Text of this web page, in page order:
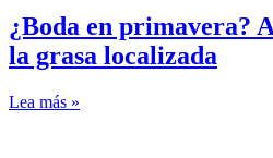
¿Boda en primavera?
la grasa localizada
Lea más »